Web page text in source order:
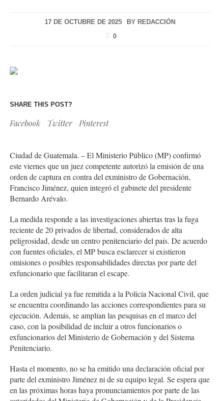
17 DE OCTUBRE DE 2025 BY REDACCIÓN
0
SHARE THIS POST?
Facebook Twitter Pinterest
Ciudad de Guatemala. – El Ministerio Público (MP) confirmó
este viernes que un juez competente autorizó la emisión de una
orden de captura en contra del exministro de Gobernación,
Francisco Jiménez, quien integró el gabinete del presidente
Bernardo Arévalo.
La medida responde a las investigaciones abiertas tras la fuga
reciente de 20 privados de libertad, considerados de alta
peligrosidad, desde un centro penitenciario del país. De acuerdo
con fuentes oficiales, el MP busca esclarecer si existieron
omisiones o posibles responsabilidades directas por parte del
exfuncionario que facilitaran el escape.
La orden judicial ya fue remitida a la Policía Nacional Civil, que
se encuentra coordinando las acciones correspondientes para su
ejecución. Además, se amplían las pesquisas en el marco del
caso, con la posibilidad de incluir a otros funcionarios o
exfuncionarios del Ministerio de Gobernación y del Sistema
Penitenciario.
Hasta el momento, no se ha emitido una declaración oficial por
parte del exministro Jiménez ni de su equipo legal. Se espera que
en las próximas horas haya pronunciamientos por parte de las